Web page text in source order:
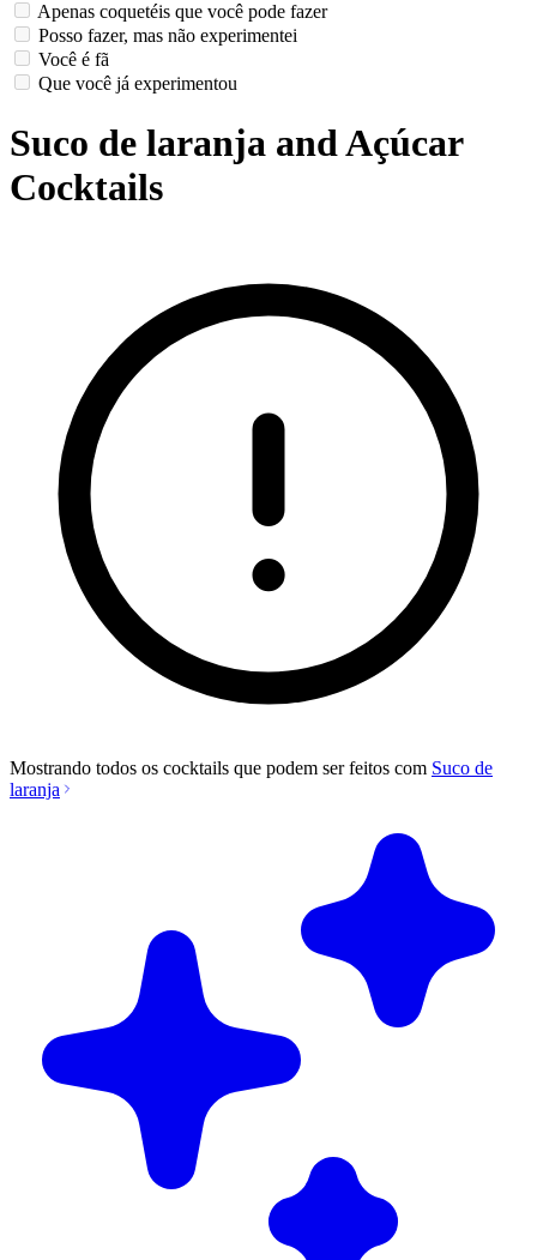
Apenas coquetéis que você pode fazer
Posso fazer, mas não experimentei
Você é fã
Que você já experimentou
Suco de laranja and Açúcar
Cocktails
Mostrando todos os cocktails que podem ser feitos com Suco de
laranja